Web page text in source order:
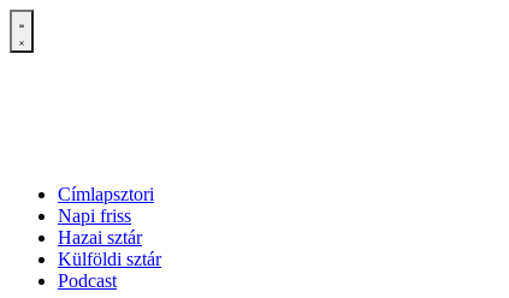
Címlapsztori
Napi friss
Hazai sztár
Külföldi sztár
Podcast